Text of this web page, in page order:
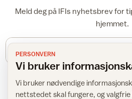
Meld deg på IFIs nyhetsbrev for
hjemmet.
E-
PERSONVERN
Vi bruker
Vi bruker nødvendige
nettstedet skal fungere, og